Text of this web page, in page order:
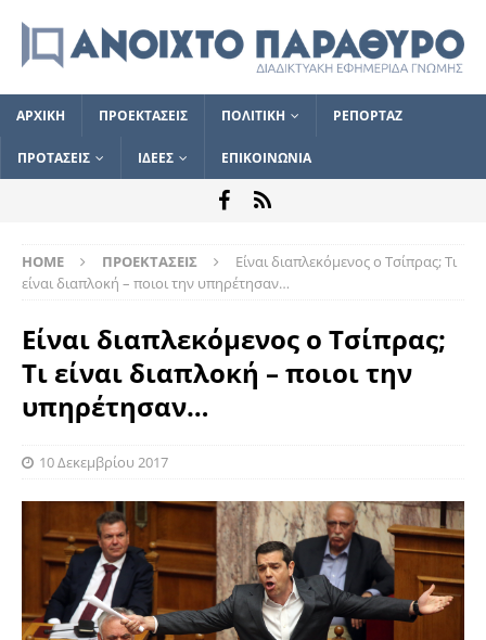
ΑΡΧΙΚΗ ΠΡΟΕΚΤΑΣΕΙΣ ΠΟΛΙΤΙΚΗ ΡΕΠΟΡΤΑΖ
ΠΡΟΤΑΣΕΙΣ ΙΔΕΕΣ ΕΠΙΚΟΙΝΩΝΙΑ
HOME ΠΡΟΕΚΤΑΣΕΙΣ
Είναι διαπλεκόμενος ο Τσίπρας; Τι
είναι διαπλοκή – ποιοι την υπηρέτησαν…
Είναι διαπλεκόμενος ο Τσίπρας;
Τι είναι διαπλοκή – ποιοι την
υπηρέτησαν…
10 Δεκεμβρίου 2017